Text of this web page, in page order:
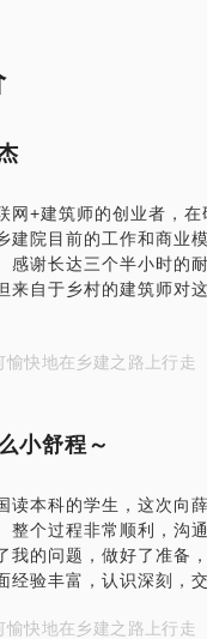
网+建筑师的创业者，
建院目前的工作和商业
感谢长达三个半小时的
来自于乡村的建筑师对
愉快地在乡建之路上行走
小舒程～
读本科的学生，这次向
整个过程非常顺利，沟
我的问题，做好了准备
经验丰富，认识深刻，
愉快地在乡建之路上行走